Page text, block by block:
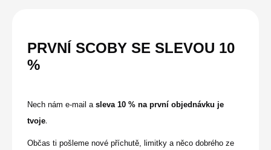
PRVNÍ SCOBY SE SLEVOU 10
%
Nech nám e-mail a sleva 10 % na první objednávku je
tvoje.
Občas ti pošleme nové příchutě, limitky a něco dobrého ze